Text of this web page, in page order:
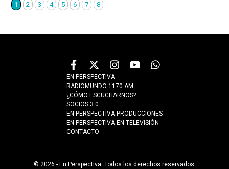
1 2 3 4 5 6 7 8
EN PERSPECTIVA
RADIOMUNDO 1170 AM
¿CÓMO ESCUCHARNOS?
SOCIOS 3.0
EN PERSPECTIVA PRODUCCIONES
EN PERSPECTIVA EN TELEVISIÓN
CONTACTO
© 2026 - En Perspectiva. Todos los derechos reservados.